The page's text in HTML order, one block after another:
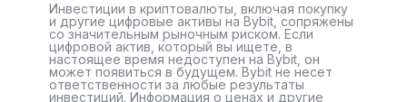
Инвестиции в криптовалюты, включая покупку
и другие цифровые активы на Bybit, сопряжены
со значительным рыночным риском. Если
цифровой актив, который вы ищете, в
настоящее время недоступен на Bybit, он
может появиться в будущем. Bybit не несет
ответственности за любые результаты
инвестиций. Информация о ценах и другие